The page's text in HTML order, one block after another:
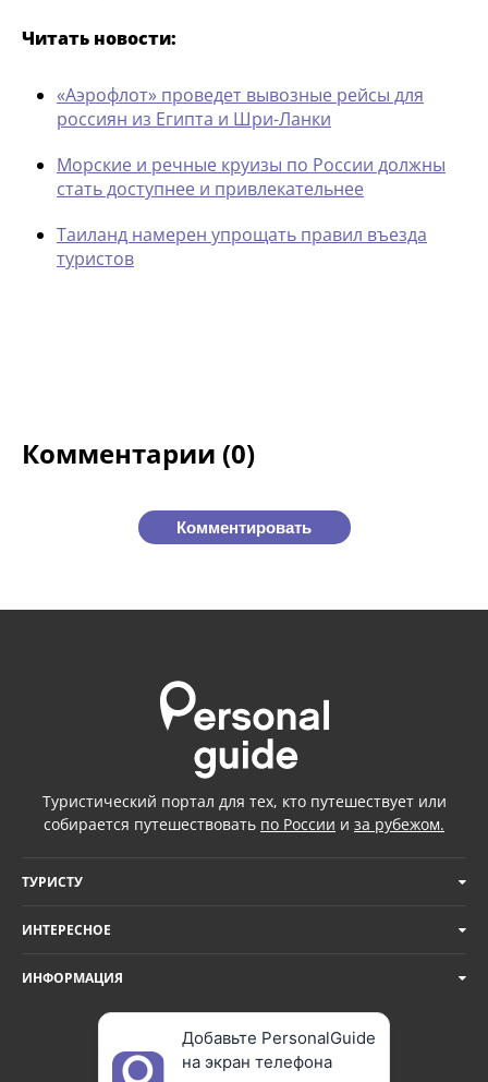
Читать новости:
«Аэрофлот» проведет вывозные рейсы для
россиян из Египта и Шри-Ланки
Морские и речные круизы по России должны
стать доступнее и привлекательнее
Таиланд намерен упрощать правил въезда
туристов
Комментарии (0)
Комментировать
Туристический портал для тех, кто путешествует или
собирается путешествовать по России и за рубежом.
ТУРИСТУ
ИНТЕРЕСНОЕ
ИНФОРМАЦИЯ
Добавьте PersonalGuide
на экран телефона